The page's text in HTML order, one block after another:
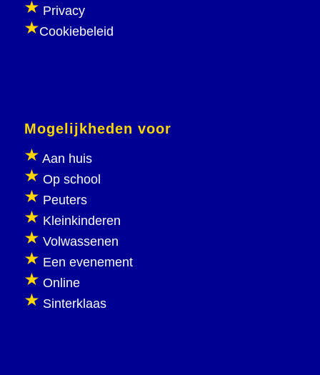
Privacy
Cookiebeleid
Mogelijkheden voor
Aan huis
Op school
Peuters
Kleinkinderen
Volwassenen
Een evenement
Online
Sinterklaas